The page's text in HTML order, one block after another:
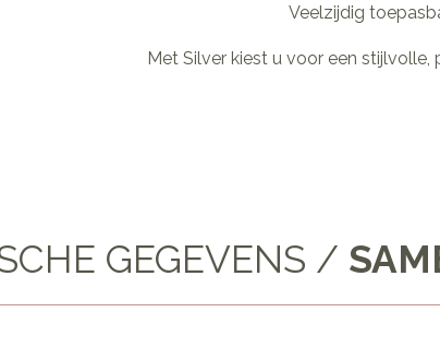
Veelzijdig
Met Silver kiest u voor een
GEGEVENS /